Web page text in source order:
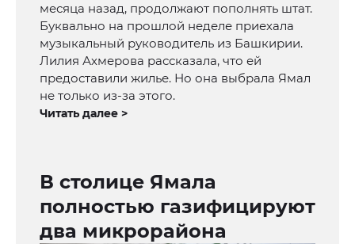
месяца назад, продолжают пополнять штат.
Буквально на прошлой неделе приехала
музыкальный руководитель из Башкирии.
Лилия Ахмерова рассказала, что ей
предоставили жилье. Но она выбрала Ямал
не только из-за этого.
Читать далее >
В столице Ямала
полностью газифицируют
два микрорайона